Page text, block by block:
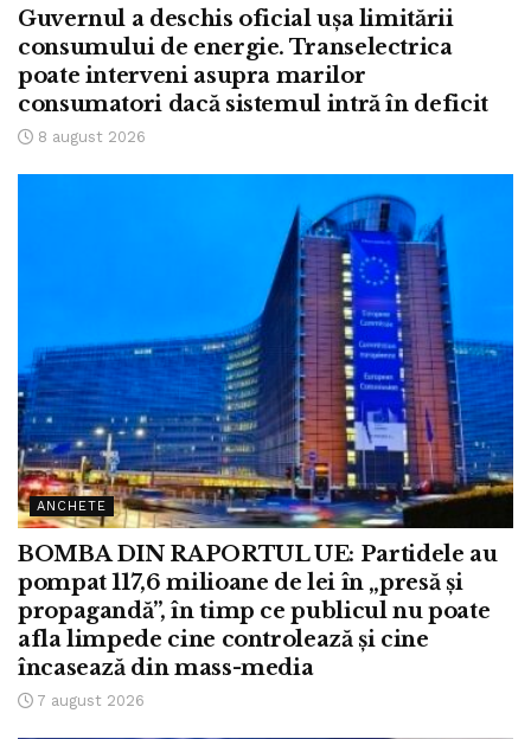
Guvernul a deschis oficial ușa limitării
consumului de energie. Transelectrica
poate interveni asupra marilor
consumatori dacă sistemul intră în deficit
8 august 2026
ANCHETE
BOMBA DIN RAPORTUL UE: Partidele au
pompat 117,6 milioane de lei în „presă și
propagandă”, în timp ce publicul nu poate
afla limpede cine controlează și cine
încasează din mass-media
7 august 2026